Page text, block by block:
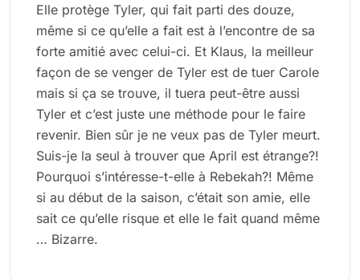
Elle protège Tyler, qui fait parti des douze,
même si ce qu’elle a fait est à l’encontre de sa
forte amitié avec celui-ci. Et Klaus, la meilleur
façon de se venger de Tyler est de tuer Carole
mais si ça se trouve, il tuera peut-être aussi
Tyler et c’est juste une méthode pour le faire
revenir. Bien sûr je ne veux pas de Tyler meurt.
Suis-je la seul à trouver que April est étrange?!
Pourquoi s’intéresse-t-elle à Rebekah?! Même
si au début de la saison, c’était son amie, elle
sait ce qu’elle risque et elle le fait quand même
… Bizarre.